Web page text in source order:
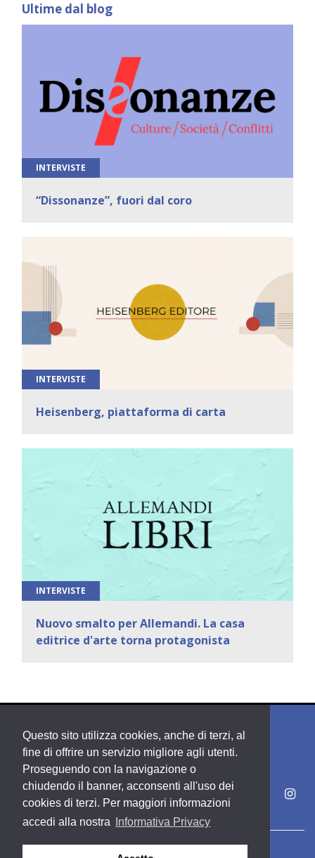
Questo sito utilizza cookies, anche di terzi, al
fine di offrire un servizio migliore agli utenti.
Proseguendo con la navigazione o
chiudendo il banner, acconsenti all'uso dei
cookies di terzi. Per maggiori informazioni
accedi alla nostra
Informativa Privacy
Ultime dal blog
INTERVISTE
“Dissonanze”, fuori dal coro
INTERVISTE
Heisenberg, piattaforma di carta
INTERVISTE
Nuovo smalto per Allemandi. La casa
editrice d'arte torna protagonista
Copyright PDE srl società del Gruppo Feltrinelli S. p. A.